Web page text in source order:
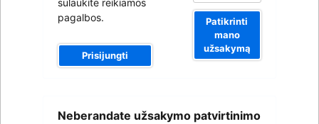
sulaukite reikiamos
pagalbos.
Prisijungti
Patikrinti
mano
užsakymą
Neberandate užsakymo patvirtinimo